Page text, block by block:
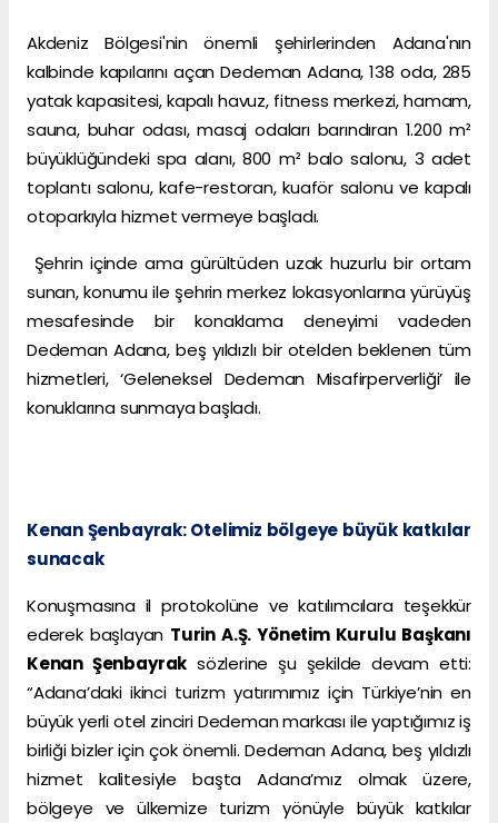
Akdeniz Bölgesi'nin önemli şehirlerinden Adana'nın
kalbinde kapılarını açan Dedeman Adana, 138 oda, 285
yatak kapasitesi, kapalı havuz, fitness merkezi, hamam,
sauna, buhar odası, masaj odaları barındıran 1.200 m²
büyüklüğündeki spa alanı, 800 m² balo salonu, 3 adet
toplantı salonu, kafe-restoran, kuaför salonu ve kapalı
otoparkıyla hizmet vermeye başladı.
Şehrin içinde ama gürültüden uzak huzurlu bir ortam
sunan, konumu ile şehrin merkez lokasyonlarına yürüyüş
mesafesinde bir konaklama deneyimi vadeden
Dedeman Adana, beş yıldızlı bir otelden beklenen tüm
hizmetleri, ‘Geleneksel Dedeman Misafirperverliği’ ile
konuklarına sunmaya başladı.
Kenan Şenbayrak: Otelimiz bölgeye büyük katkılar
sunacak
Konuşmasına il protokolüne ve katılımcılara teşekkür
ederek başlayan Turin A.Ş. Yönetim Kurulu Başkanı
Kenan Şenbayrak sözlerine şu şekilde devam etti:
“Adana’daki ikinci turizm yatırımımız için Türkiye’nin en
büyük yerli otel zinciri Dedeman markası ile yaptığımız iş
birliği bizler için çok önemli. Dedeman Adana, beş yıldızlı
hizmet kalitesiyle başta Adana’mız olmak üzere,
bölgeye ve ülkemize turizm yönüyle büyük katkılar